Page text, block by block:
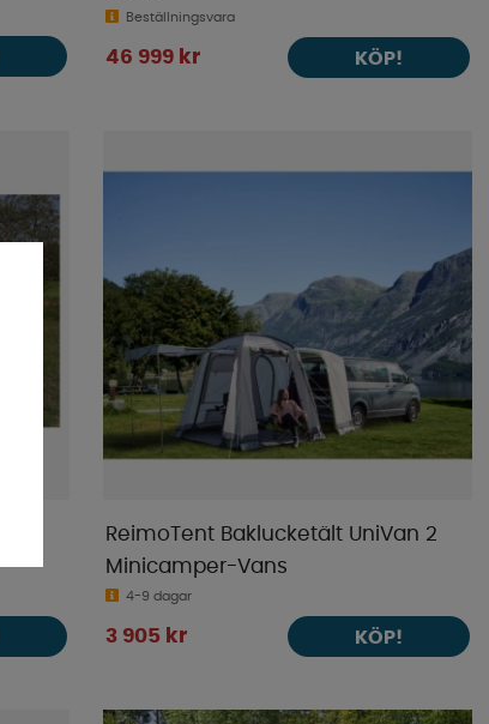
Beställningsvara
46 999 kr KÖP!
ReimoTent Baklucketält UniVan 2
Minicamper-Vans
4-9 dagar
3 905 kr KÖP!